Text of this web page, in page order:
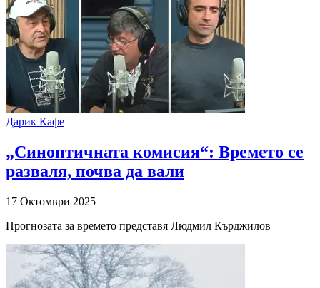
Дарик Кафе
„Синоптичната комисия“: Времето се
разваля, почва да вали
17 Октомври 2025
Прогнозата за времето представя Людмил Кърджилов